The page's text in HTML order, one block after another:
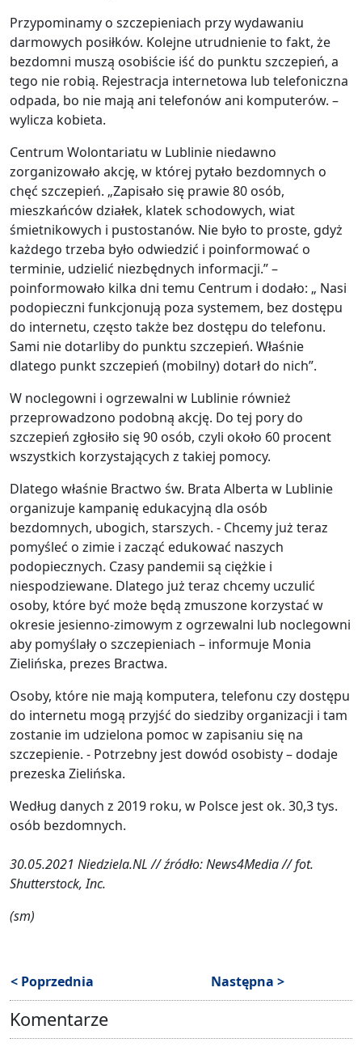
Przypominamy o szczepieniach przy wydawaniu
darmowych posiłków. Kolejne utrudnienie to fakt, że
bezdomni muszą osobiście iść do punktu szczepień, a
tego nie robią. Rejestracja internetowa lub telefoniczna
odpada, bo nie mają ani telefonów ani komputerów. –
wylicza kobieta.
Centrum Wolontariatu w Lublinie niedawno
zorganizowało akcję, w której pytało bezdomnych o
chęć szczepień. „Zapisało się prawie 80 osób,
mieszkańców działek, klatek schodowych, wiat
śmietnikowych i pustostanów. Nie było to proste, gdyż
każdego trzeba było odwiedzić i poinformować o
terminie, udzielić niezbędnych informacji.” –
poinformowało kilka dni temu Centrum i dodało: „ Nasi
podopieczni funkcjonują poza systemem, bez dostępu
do internetu, często także bez dostępu do telefonu.
Sami nie dotarliby do punktu szczepień. Właśnie
dlatego punkt szczepień (mobilny) dotarł do nich”.
W noclegowni i ogrzewalni w Lublinie również
przeprowadzono podobną akcję. Do tej pory do
szczepień zgłosiło się 90 osób, czyli około 60 procent
wszystkich korzystających z takiej pomocy.
Dlatego właśnie Bractwo św. Brata Alberta w Lublinie
organizuje kampanię edukacyjną dla osób
bezdomnych, ubogich, starszych. - Chcemy już teraz
pomyśleć o zimie i zacząć edukować naszych
podopiecznych. Czasy pandemii są ciężkie i
niespodziewane. Dlatego już teraz chcemy uczulić
osoby, które być może będą zmuszone korzystać w
okresie jesienno-zimowym z ogrzewalni lub noclegowni
aby pomyślały o szczepieniach – informuje Monia
Zielińska, prezes Bractwa.
Osoby, które nie mają komputera, telefonu czy dostępu
do internetu mogą przyjść do siedziby organizacji i tam
zostanie im udzielona pomoc w zapisaniu się na
szczepienie. - Potrzebny jest dowód osobisty – dodaje
prezeska Zielińska.
Według danych z 2019 roku, w Polsce jest ok. 30,3 tys.
osób bezdomnych.
30.05.2021 Niedziela.NL // źródło: News4Media // fot.
Shutterstock, Inc.
(sm)
< Poprzednia Następna >
Komentarze